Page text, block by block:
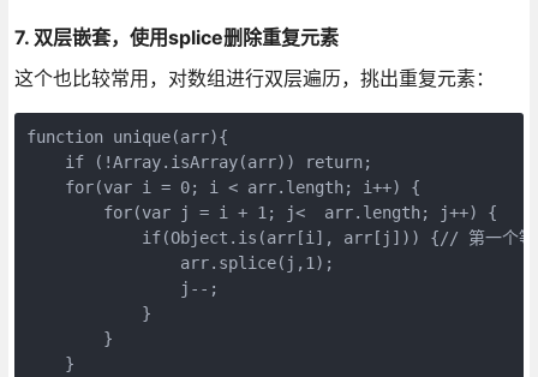
7. 双层嵌套，使用splice删除重复元素
这个也比较常用，对数组进行双层遍历，挑出重复元素：
function unique(arr){
    if (!Array.isArray(arr)) return;
    for(var i = 0; i < arr.length; i++) {
        for(var j = i + 1; j<  arr.length; j++) {
if(Object.is(arr[i], arr[j])) {// 第一个等
                arr.splice(j,1);
                j--;
            }
        }
    }